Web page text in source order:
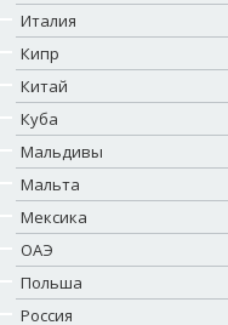
Италия
Кипр
Китай
Куба
Мальдивы
Мальта
Мексика
ОАЭ
Польша
Россия